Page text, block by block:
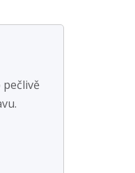
pečlivě